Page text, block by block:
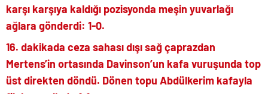
karşı karşıya kaldığı pozisyonda meşin yuvarlağı
ağlara gönderdi: 1-0.
16. dakikada ceza sahası dışı sağ çaprazdan
Mertens’in ortasında Davinson’un kafa vuruşunda top
üst direkten döndü. Dönen topu Abdülkerim kafayla